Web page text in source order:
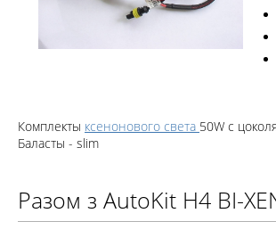
Комплекты ксенонового света 50W с
Баласты - slim
Разом з AutoKit H4 BI-